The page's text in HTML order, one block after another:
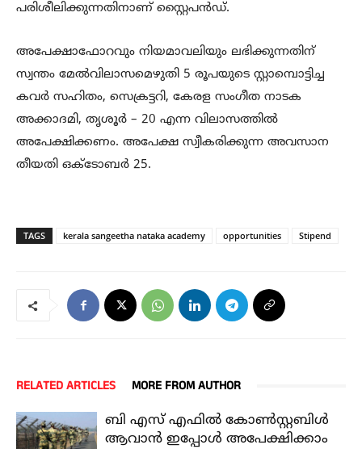
പരിശീലിക്കുന്നതിനാണ് സ്റ്റൈപന്‍ഡ്.
അപേക്ഷാഫോറവും നിയമാവലിയും ലഭിക്കുന്നതിന്
സ്വന്തം മേല്‍വിലാസമെഴുതി 5 രൂപയുടെ സ്റ്റാമ്പൊട്ടിച്ച
കവര്‍ സഹിതം, സെക്രട്ടറി, കേരള സംഗീത നാടക
അക്കാദമി, തൃശൂര്‍ – 20 എന്ന വിലാസത്തില്‍
അപേക്ഷിക്കണം. അപേക്ഷ സ്വീകരിക്കുന്ന അവസാന
തീയതി ഒക്ടോബര്‍ 25.
TAGS kerala sangeetha nataka academy opportunities Stipend
RELATED ARTICLES MORE FROM AUTHOR
ബി എസ് എഫിൽ കോൺസ്റ്റബിൾ
ആവാൻ ഇപ്പോൾ അപേക്ഷിക്കാം